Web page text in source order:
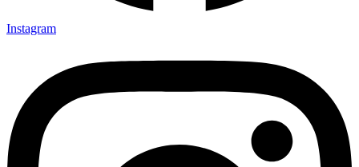
Instagram